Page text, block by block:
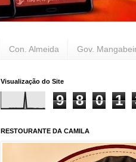
Con. Almeida Gov.
Visualização do Site
9 8 0 1
RESTOURANTE DA CAMILA